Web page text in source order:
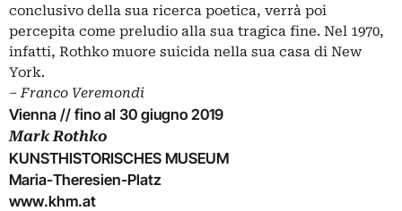
conclusivo della sua ricerca poetica, verrà poi
percepita come preludio alla sua tragica fine. Nel 1970,
infatti, Rothko muore suicida nella sua casa di New
York.
‒Franco Veremondi
Vienna // fino al 30 giugno 2019
Mark Rothko
KUNSTHISTORISCHES MUSEUM
Maria-Theresien-Platz
www.khm.at